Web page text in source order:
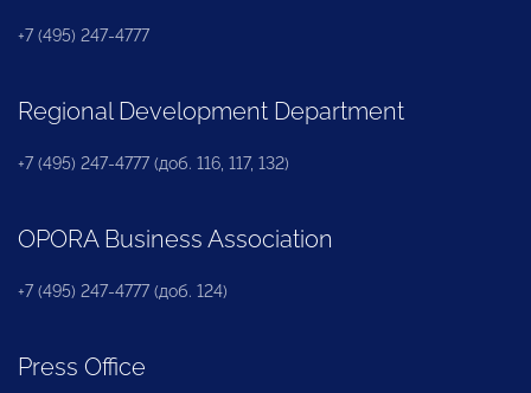
+7 (495) 247-4777
Regional Development Department
+7 (495) 247-4777 (доб. 116, 117, 132)
OPORA Business Association
+7 (495) 247-4777 (доб. 124)
Press Office